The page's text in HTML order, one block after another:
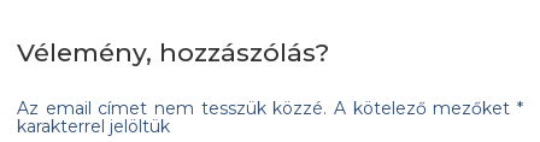
Vélemény, hozzászólás?
Az email címet nem tesszük közzé. A kötelező mezőket*
karakterrel jelöltük